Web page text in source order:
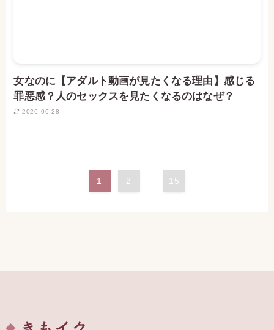
女なのに【アダルト動画が見たくなる理由】感じる
罪悪感？人のセックスを見たくなるのはなぜ？
2026-06-28
1 2 ... 15